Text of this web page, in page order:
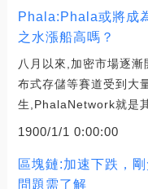
Phala:Phala或將成
之水漲船高嗎？
八月以來,加密市場逐
布式存儲等賽道受到大
生,PhalaNetwork就是
1900/1/1 0:00:00
區塊鏈:加速下跌，
問題需了解